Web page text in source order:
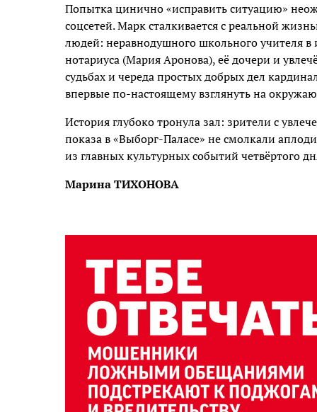
Попытка цинично «исправить ситуацию»
соцсетей. Марк сталкивается с реальной
людей: неравнодушного школьного учителя
нотариуса (Мария Аронова), её дочери и
судьбах и череда простых добрых дел
впервые по-настоящему взглянуть на
История глубоко тронула зал: зрители с
показа в «Выборг-Паласе» не смолкали
из главных культурных событий четвёртого
Марина ТИХОНОВА